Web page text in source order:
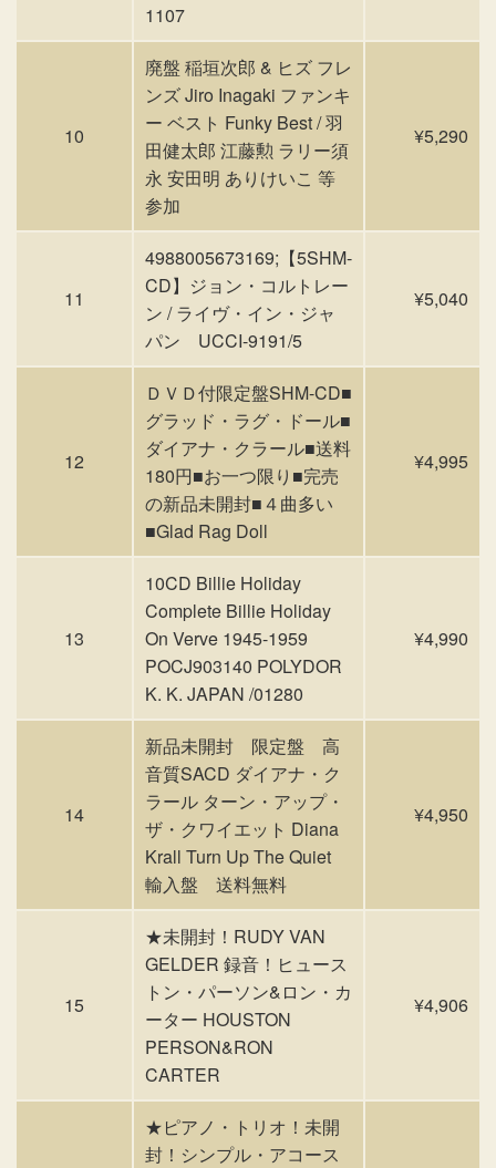
1107
10
廃盤 稲垣次郎 & ヒズ フレ
ンズ Jiro Inagaki ファンキ
ー ベスト Funky Best / 羽
田健太郎 江藤勲 ラリー須
永 安田明 ありけいこ 等
参加
¥5,290
11
4988005673169;【5SHM‐
CD】ジョン・コルトレー
ン / ライヴ・イン・ジャ
パン UCCI-9191/5
¥5,040
12
ＤＶＤ付限定盤SHM-CD■
グラッド・ラグ・ドール■
ダイアナ・クラール■送料
180円■お一つ限り■完売
の新品未開封■４曲多い
■Glad Rag Doll
¥4,995
13
10CD Billie Holiday
Complete Billie Holiday
On Verve 1945-1959
POCJ903140 POLYDOR
K. K. JAPAN /01280
¥4,990
14
新品未開封 限定盤 高
音質SACD ダイアナ・ク
ラール ターン・アップ・
ザ・クワイエット Diana
Krall Turn Up The Quiet
輸入盤 送料無料
¥4,950
15
★未開封！RUDY VAN
GELDER 録音！ヒュース
トン・パーソン&ロン・カ
ーター HOUSTON
PERSON&RON
CARTER
¥4,906
★ピアノ・トリオ！未開
封！シンプル・アコース